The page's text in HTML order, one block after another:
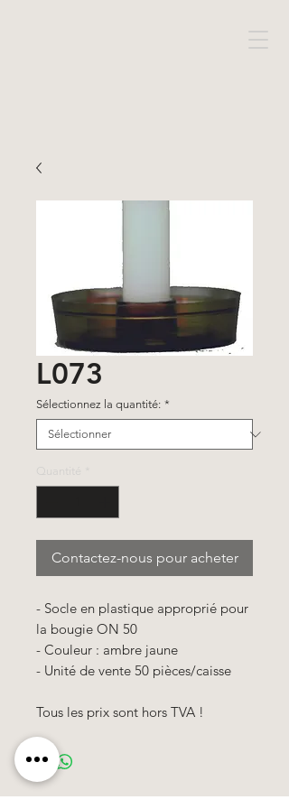
L073
Sélectionnez la quantité: *
Quantité
Contactez-nous pour acheter
- Socle en plastique approprié pour
la bougie ON 50
- Couleur : ambre jaune
- Unité de vente 50 pièces/caisse
Tous les prix sont hors TVA !